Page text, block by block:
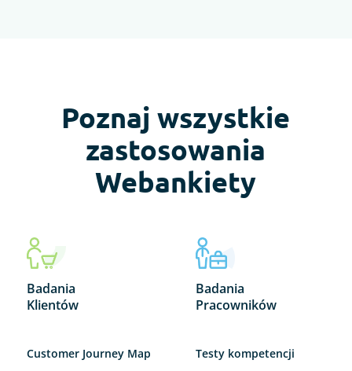
Poznaj wszystkie
zastosowania
Webankiety
Badania
Klientów
Customer Journey Map
Badania
Pracowników
Testy kompetencji